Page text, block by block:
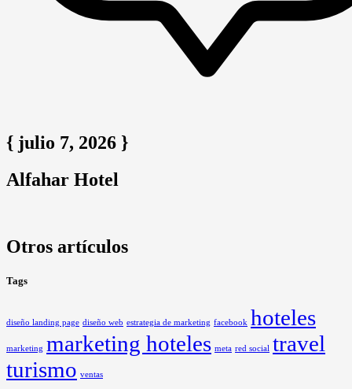
{ julio 7, 2026 }
Alfahar Hotel
Otros artículos
Tags
diseño landing page diseño web estrategia de marketing facebook hoteles
marketing marketing hoteles meta red social travel
turismo ventas